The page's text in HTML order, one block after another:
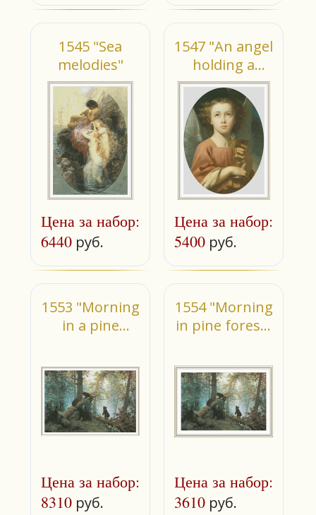
1545 "Sea
melodies"
Цена за набор:
6440 руб.
1547 "An angel
holding a
chalice"
Цена за набор:
5400 руб.
1553 "Morning
in a pine
Цена за набор:
8310 руб.
1554 "Morning
in pine forest"
Цена за набор:
3610 руб.